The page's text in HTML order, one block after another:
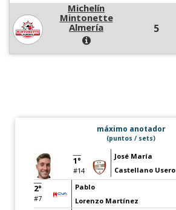
Michelín
Mintonette
Almería
5
máximo anotador
(puntos / sets)
1°
#14
José María
Castellano Usero
2°
#7
Pablo
Lorenzo Martínez